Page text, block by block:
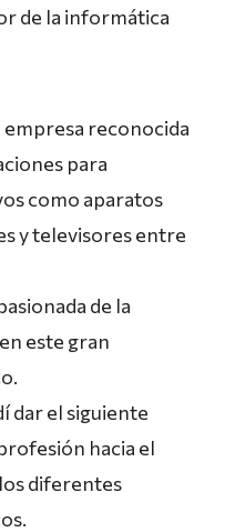
de la informática
empresa reconocida
para
como aparatos
y televisores entre
de la
este gran
dar el siguiente
hacia el
diferentes